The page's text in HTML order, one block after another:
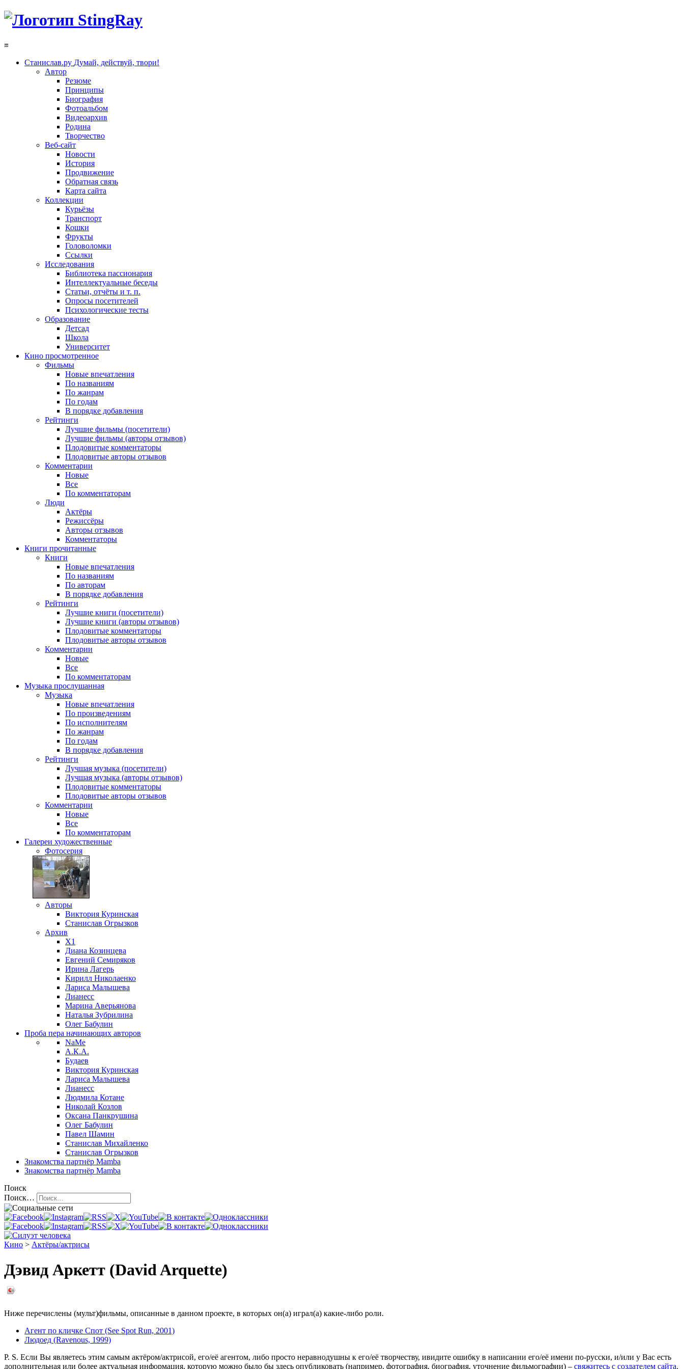
≡
Станислав.ру Думай, действуй, твори!
Автор
Резюме
Принципы
Биография
Фотоальбом
Видеоархив
Родина
Творчество
Веб-сайт
Новости
История
Продвижение
Обратная связь
Карта сайта
Коллекции
Курьёзы
Транспорт
Кошки
Фрукты
Головоломки
Ссылки
Исследования
Библиотека пассионария
Интеллектуальные беседы
Статьи, отчёты и т. п.
Опросы посетителей
Психологические тесты
Образование
Детсад
Школа
Университет
Кино просмотренное
Фильмы
Новые впечатления
По названиям
По жанрам
По годам
В порядке добавления
Рейтинги
Лучшие фильмы (посетители)
Лучшие фильмы (авторы отзывов)
Плодовитые комментаторы
Плодовитые авторы отзывов
Комментарии
Новые
Все
По комментаторам
Люди
Актёры
Режиссёры
Авторы отзывов
Комментаторы
Книги прочитанные
Книги
Новые впечатления
По названиям
По авторам
В порядке добавления
Рейтинги
Лучшие книги (посетители)
Лучшие книги (авторы отзывов)
Плодовитые комментаторы
Плодовитые авторы отзывов
Комментарии
Новые
Все
По комментаторам
Музыка прослушанная
Музыка
Новые впечатления
По произведениям
По исполнителям
По жанрам
По годам
В порядке добавления
Рейтинги
Лучшая музыка (посетители)
Лучшая музыка (авторы отзывов)
Плодовитые комментаторы
Плодовитые авторы отзывов
Комментарии
Новые
Все
По комментаторам
Галереи художественные
Фотосерия
Авторы
Виктория Куринская
Станислав Огрызков
Архив
X1
Диана Козинцева
Евгений Семиряков
Ирина Лагерь
Кирилл Николаенко
Лариса Малышева
Лианесс
Марина Аверьянова
Наталья Зубрилина
Олег Бабулин
Проба пера начинающих авторов
NaMe
А.К.А.
Будаев
Виктория Куринская
Лариса Малышева
Лианесс
Людмила Котане
Николай Козлов
Оксана Панкрушина
Олег Бабулин
Павел Шамин
Станислав Михайленко
Станислав Огрызков
Знакомства партнёр Mamba
Знакомства партнёр Mamba
Поиск
Поиск…
Кино > Актёры/актрисы
Дэвид Аркетт (David Arquette)
Ниже перечислены (мульт)фильмы, описанные в данном проекте, в которых он(а) играл(а) какие-либо роли.
Агент по кличке Спот (See Spot Run, 2001)
Людоед (Ravenous, 1999)
P. S. Если Вы являетесь этим самым актёром/актрисой, его/её агентом, либо просто неравнодушны к его/её творчеству, ивидите ошибку в написании его/её имени по-русски, и/или у Вас есть
дополнительная или более актуальная информация, которую можно было бы здесь опубликовать (например, фотография, биография, уточнение фильмографии) – свяжитесь с создателем сайта.